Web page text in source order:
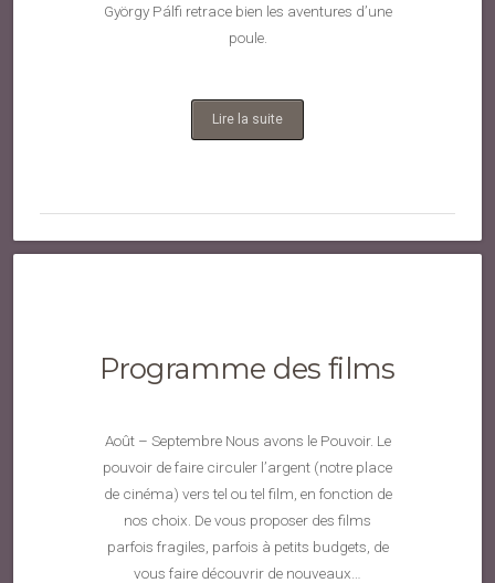
György Pálfi retrace bien les aventures d’une
poule.
Lire la suite
Programme des films
Août – Septembre Nous avons le Pouvoir. Le
pouvoir de faire circuler l’argent (notre place
de cinéma) vers tel ou tel film, en fonction de
nos choix. De vous proposer des films
parfois fragiles, parfois à petits budgets, de
vous faire découvrir de nouveaux…